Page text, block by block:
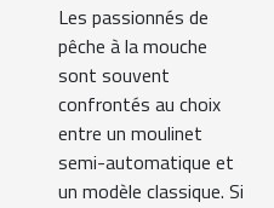
automatique
face au
modèle
classique
Les passionnés de
pêche à la mouche
sont souvent
confrontés au choix
entre un moulinet
semi-automatique et
un modèle classique. Si